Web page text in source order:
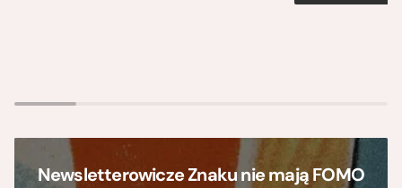
Newsletterowicze Znaku nie mają FOMO